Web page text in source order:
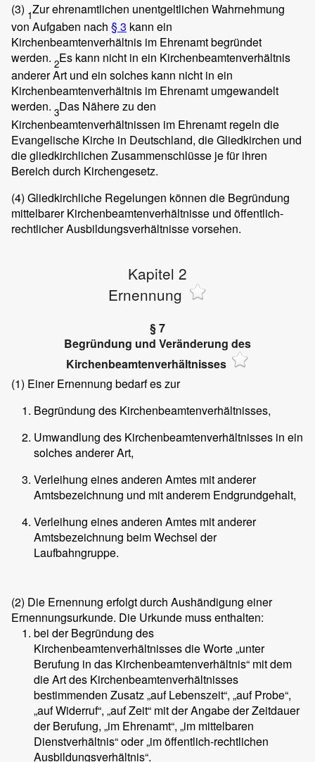
(3) 1Zur ehrenamtlichen unentgeltlichen Wahrnehmung
von Aufgaben nach § 3 kann ein
Kirchenbeamtenverhältnis im Ehrenamt begründet
werden. 2Es kann nicht in ein Kirchenbeamtenverhältnis
anderer Art und ein solches kann nicht in ein
Kirchenbeamtenverhältnis im Ehrenamt umgewandelt
werden. 3Das Nähere zu den
Kirchenbeamtenverhältnissen im Ehrenamt regeln die
Evangelische Kirche in Deutschland, die Gliedkirchen und
die gliedkirchlichen Zusammenschlüsse je für ihren
Bereich durch Kirchengesetz.
(4) Gliedkirchliche Regelungen können die Begründung
mittelbarer Kirchenbeamtenverhältnisse und öffentlich-
rechtlicher Ausbildungsverhältnisse vorsehen.
Kapitel 2
Ernennung
§ 7
Begründung und Veränderung des
Kirchenbeamtenverhältnisses
(1) Einer Ernennung bedarf es zur
Begründung des Kirchenbeamtenverhältnisses,
Umwandlung des Kirchenbeamtenverhältnisses in ein
solches anderer Art,
Verleihung eines anderen Amtes mit anderer
Amtsbezeichnung und mit anderem Endgrundgehalt,
Verleihung eines anderen Amtes mit anderer
Amtsbezeichnung beim Wechsel der
Laufbahngruppe.
(2) Die Ernennung erfolgt durch Aushändigung einer
Ernennungsurkunde. Die Urkunde muss enthalten:
bei der Begründung des
Kirchenbeamtenverhältnisses die Worte „unter
Berufung in das Kirchenbeamtenverhältnis“ mit dem
die Art des Kirchenbeamtenverhältnisses
bestimmenden Zusatz „auf Lebenszeit“, „auf Probe“,
„auf Widerruf“, „auf Zeit“ mit der Angabe der Zeitdauer
der Berufung, „im Ehrenamt“, „im mittelbaren
Dienstverhältnis“ oder „im öffentlich-rechtlichen
Ausbildungsverhältnis“.